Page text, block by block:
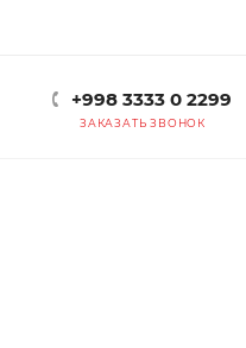
+998 3333 0 2299
ЗАКАЗАТЬ ЗВОНОК